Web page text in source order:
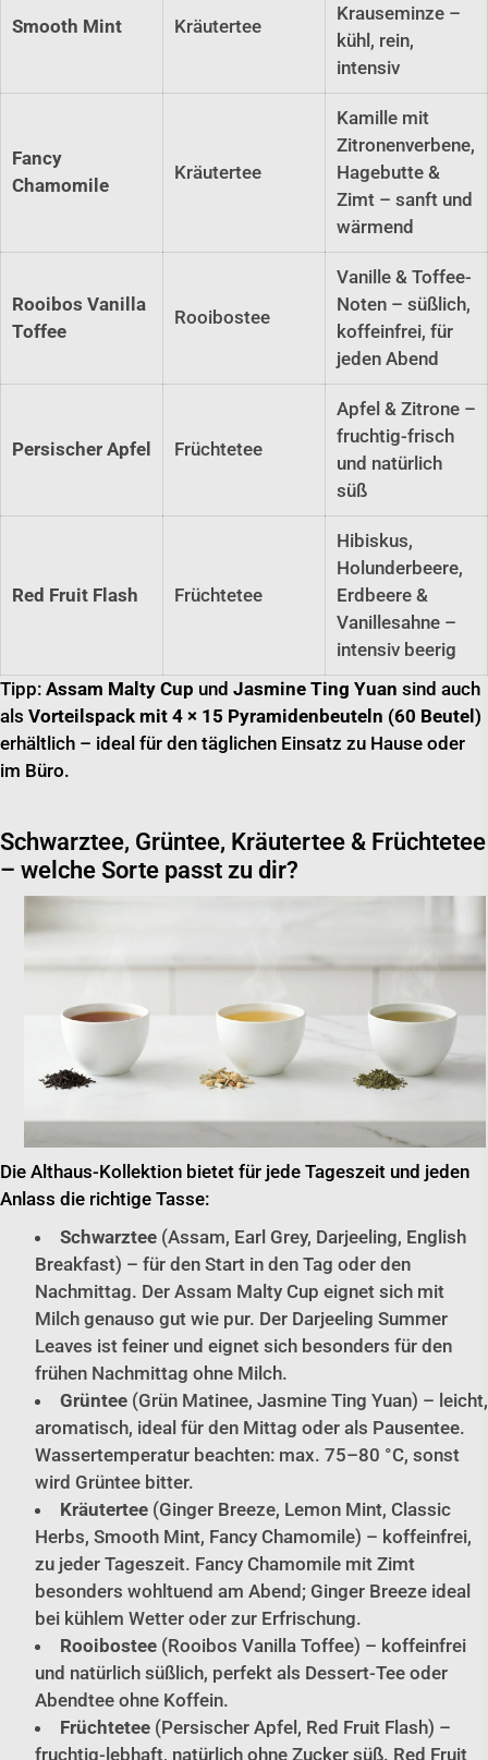
Smooth Mint Kräutertee
Krauseminze –
kühl, rein,
intensiv
Fancy
Chamomile
Kräutertee
Kamille mit
Zitronenverbene,
Hagebutte &
Zimt – sanft und
wärmend
Rooibos Vanilla
Toffee
Rooibostee
Vanille & Toffee-
Noten – süßlich,
koffeinfrei, für
jeden Abend
Persischer Apfel Früchtetee
Apfel & Zitrone –
fruchtig-frisch
und natürlich
süß
Red Fruit Flash Früchtetee
Hibiskus,
Holunderbeere,
Erdbeere &
Vanillesahne –
intensiv beerig
Tipp: Assam Malty Cup und Jasmine Ting Yuan sind auch
als Vorteilspack mit 4 × 15 Pyramidenbeuteln (60 Beutel)
erhältlich – ideal für den täglichen Einsatz zu Hause oder
im Büro.
Schwarztee, Grüntee, Kräutertee & Früchtetee
– welche Sorte passt zu dir?
Die Althaus-Kollektion bietet für jede Tageszeit und jeden
Anlass die richtige Tasse:
Schwarztee (Assam, Earl Grey, Darjeeling, English
Breakfast) – für den Start in den Tag oder den
Nachmittag. Der Assam Malty Cup eignet sich mit
Milch genauso gut wie pur. Der Darjeeling Summer
Leaves ist feiner und eignet sich besonders für den
frühen Nachmittag ohne Milch.
Grüntee (Grün Matinee, Jasmine Ting Yuan) – leicht,
aromatisch, ideal für den Mittag oder als Pausentee.
Wassertemperatur beachten: max. 75–80 °C, sonst
wird Grüntee bitter.
Kräutertee (Ginger Breeze, Lemon Mint, Classic
Herbs, Smooth Mint, Fancy Chamomile) – koffeinfrei,
zu jeder Tageszeit. Fancy Chamomile mit Zimt
besonders wohltuend am Abend; Ginger Breeze ideal
bei kühlem Wetter oder zur Erfrischung.
Rooibostee (Rooibos Vanilla Toffee) – koffeinfrei
und natürlich süßlich, perfekt als Dessert-Tee oder
Abendtee ohne Koffein.
Früchtetee (Persischer Apfel, Red Fruit Flash) –
fruchtig-lebhaft, natürlich ohne Zucker süß. Red Fruit